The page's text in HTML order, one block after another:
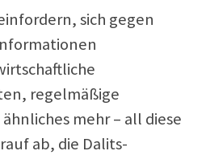
sich gegen
regelmäßige
mehr – all diese
ab, die Dalits-